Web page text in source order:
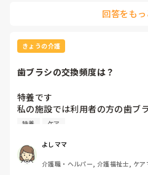
断出来ないからです。職場の人
回答をも
きょうの介護
歯ブラシの交換頻度は？
特養です
私の施設では利用者の方の歯ブ
す、みなさんのところはどれく
特養 ケア
よしママ
介護職・ヘルパー, 介護福祉士, ケ